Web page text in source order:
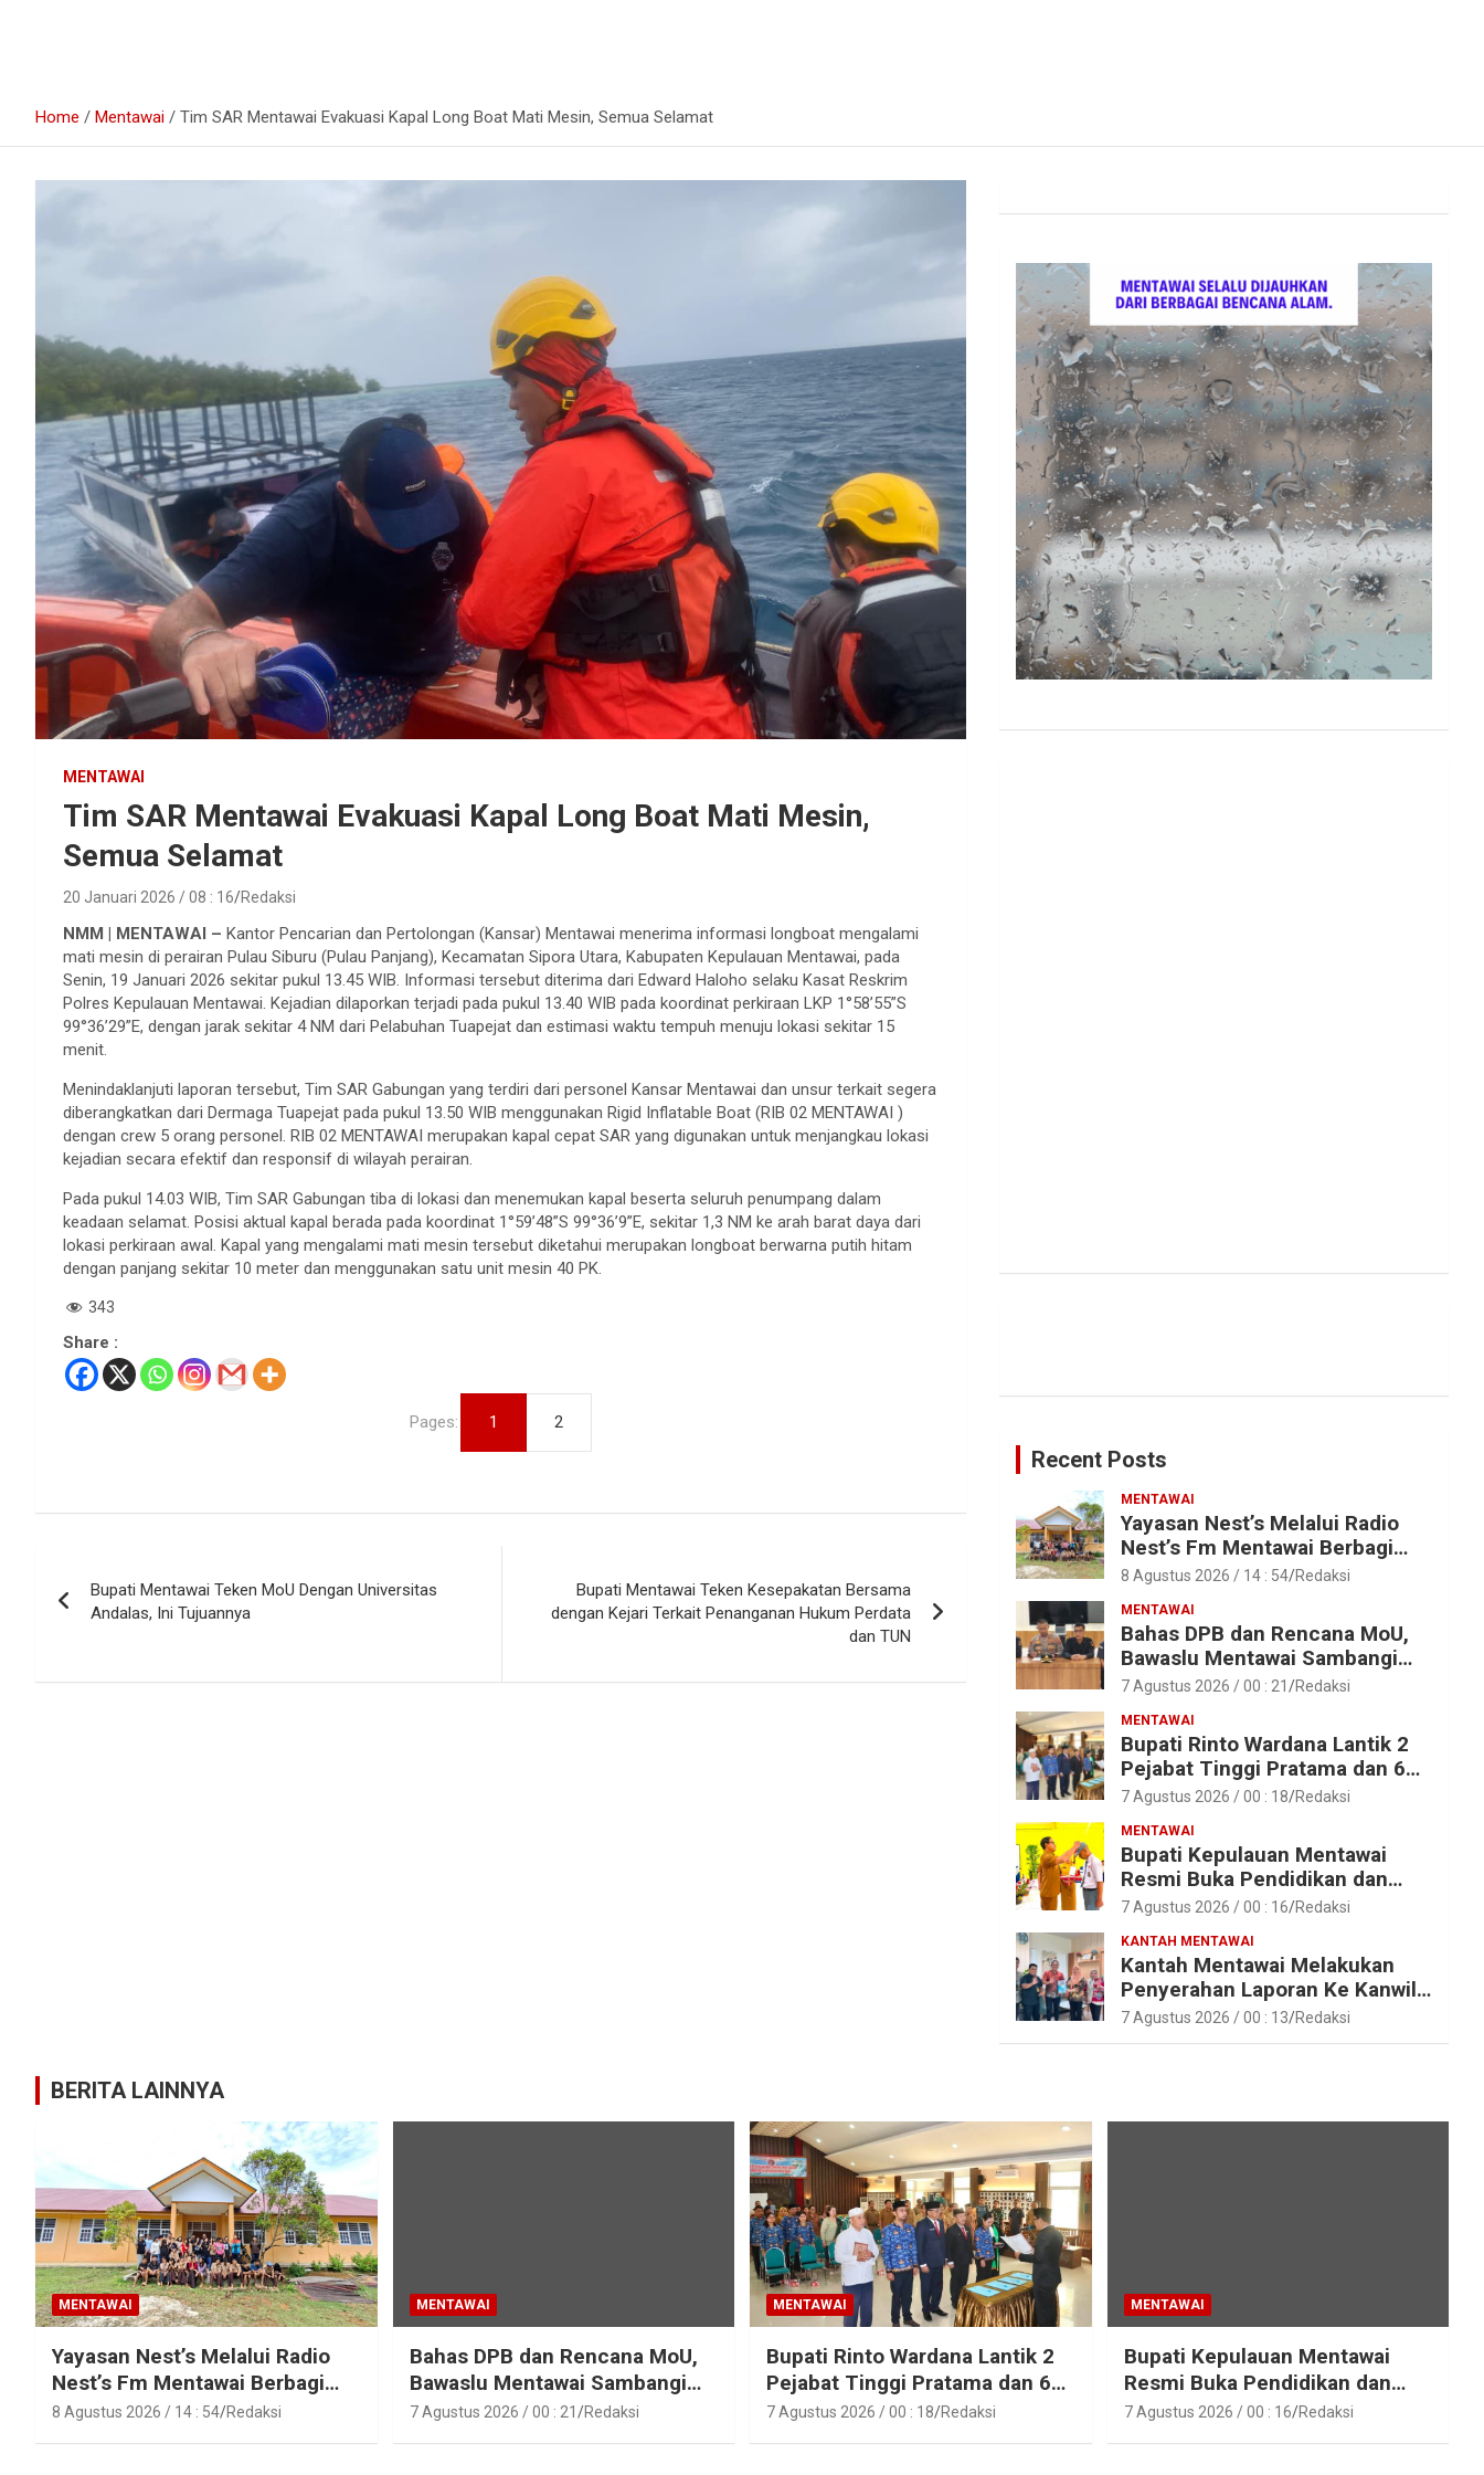
Home Mentawai Tim SAR Mentawai Evakuasi Kapal Long Boat Mati Mesin, Semua Selamat
MENTAWAI
Tim SAR Mentawai Evakuasi Kapal Long Boat Mati Mesin,
Semua Selamat
20 Januari 2026 / 08 : 16 Redaksi
NMM | MENTAWAI – Kantor Pencarian dan Pertolongan (Kansar) Mentawai menerima informasi longboat mengalami
mati mesin di perairan Pulau Siburu (Pulau Panjang), Kecamatan Sipora Utara, Kabupaten Kepulauan Mentawai, pada
Senin, 19 Januari 2026 sekitar pukul 13.45 WIB. Informasi tersebut diterima dari Edward Haloho selaku Kasat Reskrim
Polres Kepulauan Mentawai. Kejadian dilaporkan terjadi pada pukul 13.40 WIB pada koordinat perkiraan LKP 1°58’55”S
99°36’29”E, dengan jarak sekitar 4 NM dari Pelabuhan Tuapejat dan estimasi waktu tempuh menuju lokasi sekitar 15
menit.
Menindaklanjuti laporan tersebut, Tim SAR Gabungan yang terdiri dari personel Kansar Mentawai dan unsur terkait segera
diberangkatkan dari Dermaga Tuapejat pada pukul 13.50 WIB menggunakan Rigid Inflatable Boat (RIB 02 MENTAWAI )
dengan crew 5 orang personel. RIB 02 MENTAWAI merupakan kapal cepat SAR yang digunakan untuk menjangkau lokasi
kejadian secara efektif dan responsif di wilayah perairan.
Pada pukul 14.03 WIB, Tim SAR Gabungan tiba di lokasi dan menemukan kapal beserta seluruh penumpang dalam
keadaan selamat. Posisi aktual kapal berada pada koordinat 1°59’48”S 99°36’9”E, sekitar 1,3 NM ke arah barat daya dari
lokasi perkiraan awal. Kapal yang mengalami mati mesin tersebut diketahui merupakan longboat berwarna putih hitam
dengan panjang sekitar 10 meter dan menggunakan satu unit mesin 40 PK.
343
Share :
Pages: 1 2
pos
Bupati Mentawai Teken MoU Dengan Universitas
Andalas, Ini Tujuannya
Bupati Mentawai Teken Kesepakatan Bersama
dengan Kejari Terkait Penanganan Hukum Perdata
dan TUN
Recent Posts
MENTAWAI
Yayasan Nest’s Melalui Radio
Nest’s Fm Mentawai Berbagi
Kasih Dengan Anak – Anak
8 Agustus 2026 / 14 : 54 Redaksi
MENTAWAI
Bahas DPB dan Rencana MoU,
Bawaslu Mentawai Sambangi
Polres Mentawai
7 Agustus 2026 / 00 : 21 Redaksi
MENTAWAI
Bupati Rinto Wardana Lantik 2
Pejabat Tinggi Pratama dan 6
Pejabat Fungsional di
Mentawai
7 Agustus 2026 / 00 : 18 Redaksi
MENTAWAI
Bupati Kepulauan Mentawai
Resmi Buka Pendidikan dan
Pelatihan Calon Paskibraka
7 Agustus 2026 / 00 : 16 Redaksi
KANTAH MENTAWAI
Kantah Mentawai Melakukan
Penyerahan Laporan Ke Kanwil
Kemen ATR/BPN RI Sumbar
7 Agustus 2026 / 00 : 13 Redaksi
BERITA LAINNYA
MENTAWAI
Yayasan Nest’s Melalui Radio
Nest’s Fm Mentawai Berbagi
Kasih Dengan Anak – Anak
8 Agustus 2026 / 14 : 54 Redaksi
MENTAWAI
Bahas DPB dan Rencana MoU,
Bawaslu Mentawai Sambangi
Polres Mentawai
7 Agustus 2026 / 00 : 21 Redaksi
MENTAWAI
Bupati Rinto Wardana Lantik 2
Pejabat Tinggi Pratama dan 6
Pejabat Fungsional di
7 Agustus 2026 / 00 : 18 Redaksi
MENTAWAI
Bupati Kepulauan Mentawai
Resmi Buka Pendidikan dan
Pelatihan Calon Paskibraka
7 Agustus 2026 / 00 : 16 Redaksi